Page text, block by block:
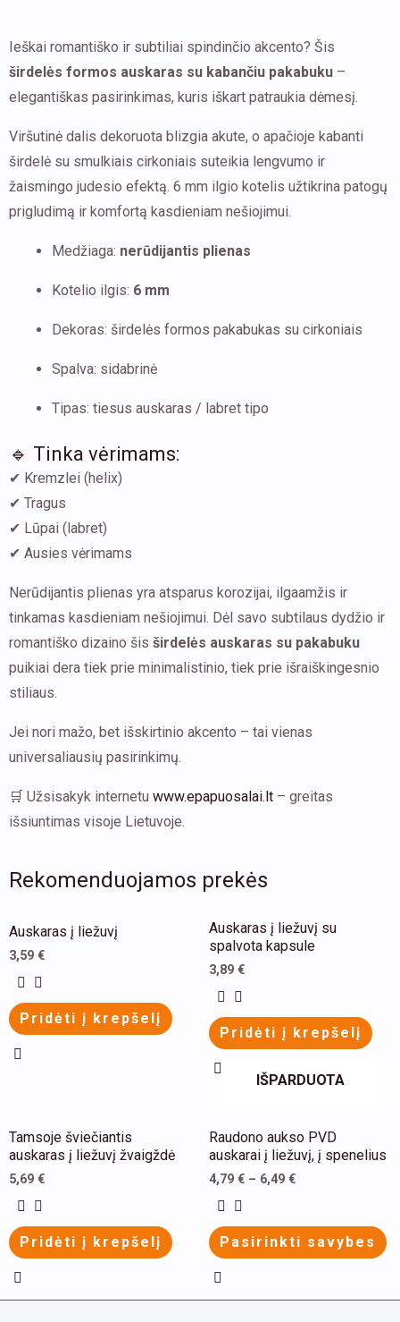
Ieškai romantiško ir subtiliai spindinčio akcento? Šis
širdelės formos auskaras su kabančiu pakabuku –
elegantiškas pasirinkimas, kuris iškart patraukia dėmesį.
Viršutinė dalis dekoruota blizgia akute, o apačioje kabanti
širdelė su smulkiais cirkoniais suteikia lengvumo ir
žaismingo judesio efektą. 6 mm ilgio kotelis užtikrina patogų
prigludimą ir komfortą kasdieniam nešiojimui.
Medžiaga: nerūdijantis plienas
Kotelio ilgis: 6 mm
Dekoras: širdelės formos pakabukas su cirkoniais
Spalva: sidabrinė
Tipas: tiesus auskaras / labret tipo
🔹 Tinka vėrimams:
✔ Kremzlei (helix)
✔ Tragus
✔ Lūpai (labret)
✔ Ausies vėrimams
Nerūdijantis plienas yra atsparus korozijai, ilgaamžis ir
tinkamas kasdieniam nešiojimui. Dėl savo subtilaus dydžio ir
romantiško dizaino šis širdelės auskaras su pakabuku
puikiai dera tiek prie minimalistinio, tiek prie išraiškingesnio
stiliaus.
Jei nori mažo, bet išskirtinio akcento – tai vienas
universaliausių pasirinkimų.
🛒 Užsisakyk internetu www.epapuosalai.lt – greitas
išsiuntimas visoje Lietuvoje.
Rekomenduojamos prekės
Auskaras į liežuvį
3,59 €
Pridėti į krepšelį
product
variants.
chosen
on
page
Auskaras į liežuvį su
spalvota kapsule
3,89 €
Pridėti į krepšelį
This
product
has
multiple
variants.
options
chosen
on
page
Tamsoje šviečiantis
auskaras į liežuvį žvaigždė
5,69 €
Pridėti į krepšelį
This
product
has
multiple
variants.
may
IŠPARDUOTA
Raudono aukso PVD
auskarai į liežuvį, į spenelius
4,79 € – 6,49 €
Pasirinkti savybes
This
product
has
multiple
variants.
may